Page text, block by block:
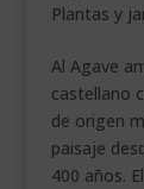
Plantas y
Al Agave
castellano
de origen
paisaje
400 años.